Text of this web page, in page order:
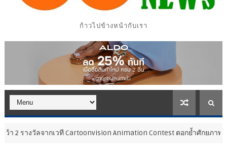
ก้าวไปข้างหน้ากับเรา
Cartoonvision Animation Contest ตอกย้ำศักยภาพแอนิเมชันไทยบนเว